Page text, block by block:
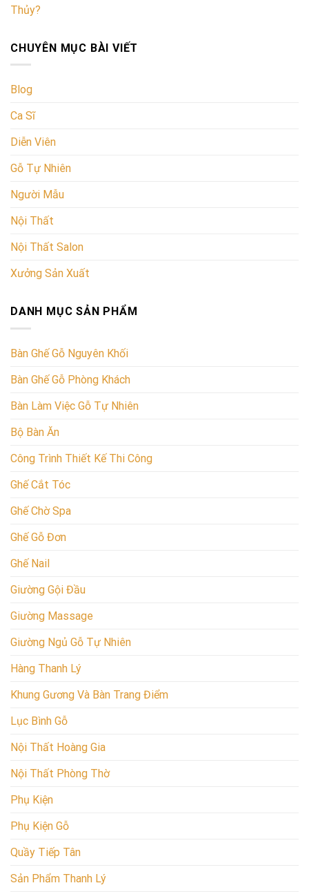
Thủy?
CHUYÊN MỤC BÀI VIẾT
Blog
Ca Sĩ
Diễn Viên
Gỗ Tự Nhiên
Người Mẫu
Nội Thất
Nội Thất Salon
Xưởng Sản Xuất
DANH MỤC SẢN PHẨM
Bàn Ghế Gỗ Nguyên Khối
Bàn Ghế Gỗ Phòng Khách
Bàn Làm Việc Gỗ Tự Nhiên
Bộ Bàn Ăn
Công Trình Thiết Kế Thi Công
Ghế Cắt Tóc
Ghế Chờ Spa
Ghế Gỗ Đơn
Ghế Nail
Giường Gội Đầu
Giường Massage
Giường Ngủ Gỗ Tự Nhiên
Hàng Thanh Lý
Khung Gương Và Bàn Trang Điểm
Lục Bình Gỗ
Nội Thất Hoàng Gia
Nội Thất Phòng Thờ
Phụ Kiện
Phụ Kiện Gỗ
Quầy Tiếp Tân
Sản Phẩm Thanh Lý